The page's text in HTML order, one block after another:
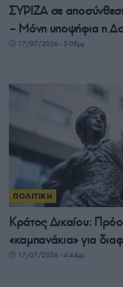
ΣΥΡΙΖΑ σε
– Μόνη υποψήφια η
17/07/2026 - 5:08μμ
ΠΟΛΙΤΙΚΗ
Κράτος Δικαίου:
«καμπανάκια» για
17/07/2026 - 4:44μμ